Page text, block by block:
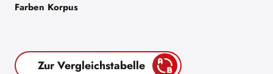
Farben Korpus
Zur Vergleichstabelle